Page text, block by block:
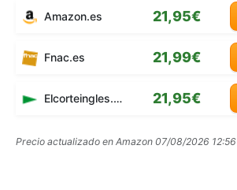
Amazon.es 21,95€
Fnac.es 21,99€
Elcorteingles.es 21,95€
Precio actualizado en Amazon 07/08/2026 12:56